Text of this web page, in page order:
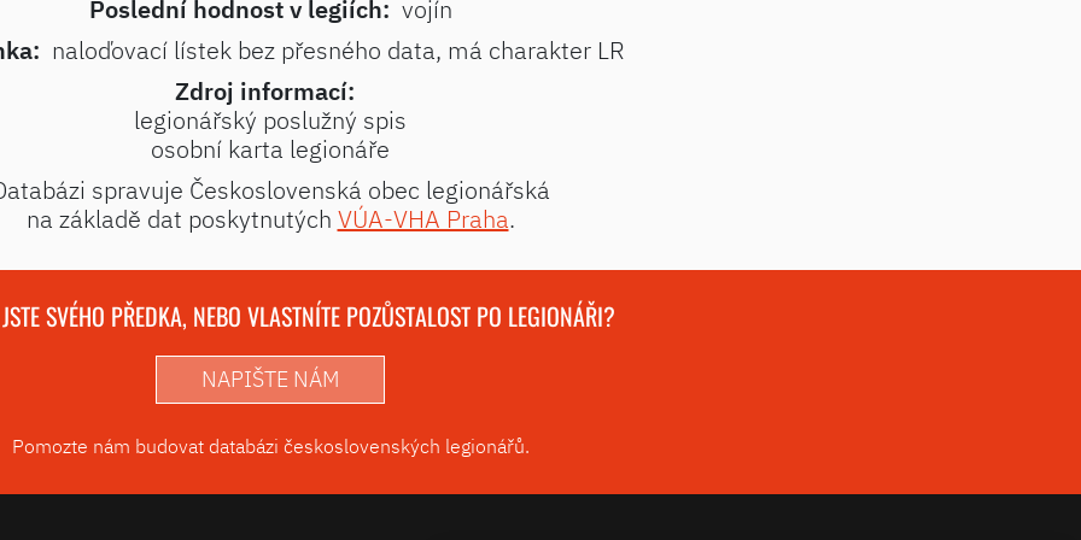
Poslední hodnost v legiích: vojín
naloďovací lístek bez přesného data, má charakter LR
Zdroj informací:
legionářský poslužný spis
osobní karta legionáře
spravuje Československá obec legionářská
na základě dat poskytnutých VÚA-VHA Praha.
SVÉHO PŘEDKA, NEBO VLASTNÍTE POZŮSTALOST PO LEGIONÁŘI?
NAPIŠTE NÁM
Pomozte nám budovat databázi československých legionářů.